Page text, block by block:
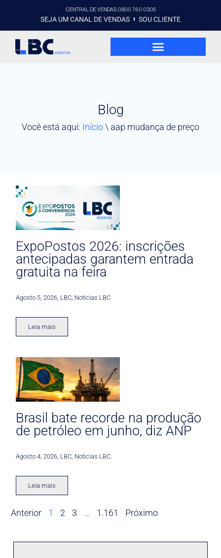
CENTRAL DE VENDAS 0800 760 0305
SEJA UM CANAL DE VENDAS SOU CLIENTE
Blog
Você está aqui: Início\ aap mudança de preço
ExpoPostos 2026: inscrições
antecipadas garantem entrada
gratuita na feira
Agosto 5, 2026 LBC Noticias LBC
Leia mais
Brasil bate recorde na produção
de petróleo em junho, diz ANP
Agosto 4, 2026 LBC Noticias LBC
Leia mais
Anterior 1 2 3 … 1.161 Próximo